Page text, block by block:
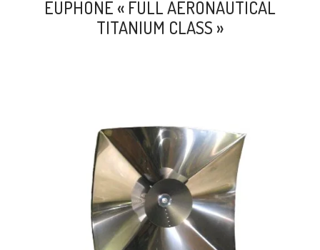
EUPHONE « FULL AERONAUTICAL
TITANIUM CLASS »
search